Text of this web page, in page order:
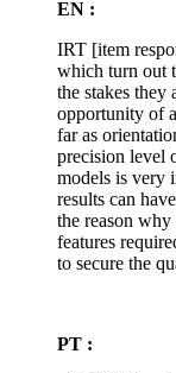
EN :
IRT [item
which turn out
the stakes they
opportunity of
far as
precision level
models is very
results can
the reason
features
to secure the
PT :